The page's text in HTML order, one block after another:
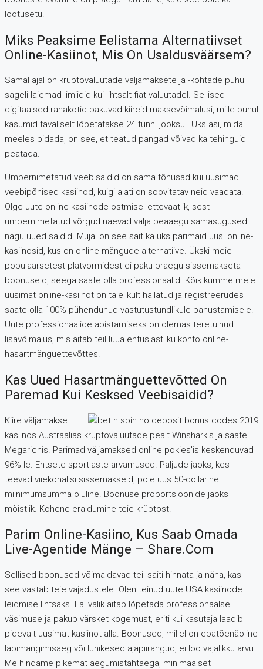
lootusetu.
Miks Peaksime Eelistama Alternatiivset
Online-Kasiinot, Mis On Usaldusväärsem?
Samal ajal on krüptovaluutade väljamaksete ja -kohtade puhul
sageli laiemad limiidid kui lihtsalt fiat-valuutadel. Sellised
digitaalsed rahakotid pakuvad kiireid maksevõimalusi, mille puhul
kasumid tavaliselt lõpetatakse 24 tunni jooksul. Üks asi, mida
meeles pidada, on see, et teatud pangad võivad ka tehinguid
peatada.
Ümbernimetatud veebisaidid on sama tõhusad kui uusimad
veebipõhised kasiinod, kuigi alati on soovitatav neid vaadata.
Olge uute online-kasiinode ostmisel ettevaatlik, sest
ümbernimetatud võrgud näevad välja peaaegu samasugused
nagu uued saidid. Mujal on see sait ka üks parimaid uusi online-
kasiinosid, kus on online-mängude alternatiive. Ükski meie
populaarsetest platvormidest ei paku praegu sissemakseta
boonuseid, seega saate olla professionaalid. Kõik kümme meie
uusimat online-kasiinot on täielikult hallatud ja registreerudes
saate olla 100% pühendunud vastutustundlikule panustamisele.
Uute professionaalide abistamiseks on olemas teretulnud
lisavõimalus, mis aitab teil luua entusiastliku konto online-
hasartmänguettevõttes.
Kas Uued Hasartmänguettevõtted On
Paremad Kui Kesksed Veebisaidid?
Kiire väljamakse
kasiinos Austraalias krüptovaluutade pealt Winsharkis ja saate
Megarichis. Parimad väljamaksed online pokies'is keskenduvad
96%-le. Ehtsete sportlaste arvamused. Paljude jaoks, kes
teevad viiekohalisi sissemakseid, pole uus 50-dollarine
miinimumsumma oluline. Boonuse proportsioonide jaoks
mõistlik. Kohene eraldumine teie krüptost.
Parim Online-Kasiino, Kus Saab Omada
Live-Agentide Mänge – Share.com
Sellised boonused võimaldavad teil saiti hinnata ja näha, kas
see vastab teie vajadustele. Olen teinud uute USA kasiinode
leidmise lihtsaks. Lai valik aitab lõpetada professionaalse
väsimuse ja pakub värsket kogemust, eriti kui kasutaja laadib
pidevalt uusimat kasiinot alla. Boonused, millel on ebatõenäoline
läbimängimisaeg või lühikesed ajapiirangud, ei loo vajalikku arvu.
Me hindame pikemat aegumistähtaega, minimaalset